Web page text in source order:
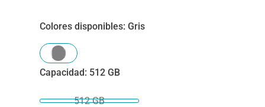
Colores disponibles: Gris
Capacidad: 512 GB
512 GB